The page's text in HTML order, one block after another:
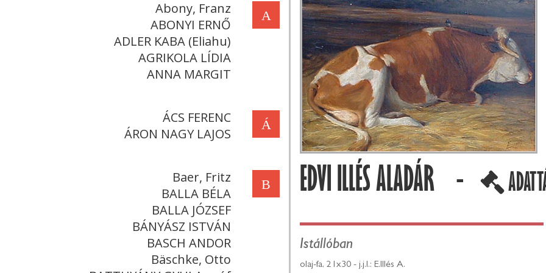
A
Abony, Franz
ABONYI ERNŐ
ADLER KABA (Eliahu)
AGRIKOLA LÍDIA
ANNA MARGIT
Á
ÁCS FERENC
ÁRON NAGY LAJOS
B
Baer, Fritz
BALLA BÉLA
BALLA JÓZSEF
BÁNYÁSZ ISTVÁN
BASCH ANDOR
Bäschke, Otto
EDVI ILLÉS ALADÁR -
Istállóban
olaj-fa, 21x30 - j.j.l.: E.Illés A.